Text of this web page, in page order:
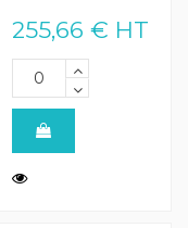
255,66 € HT